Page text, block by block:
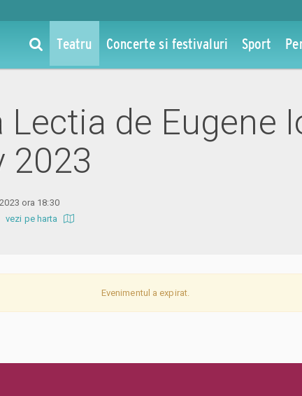
Teatru Concerte si festivaluri Sport
Lectia de Eugene
2023
ora 18:30
vezi pe harta
Evenimentul a expirat.